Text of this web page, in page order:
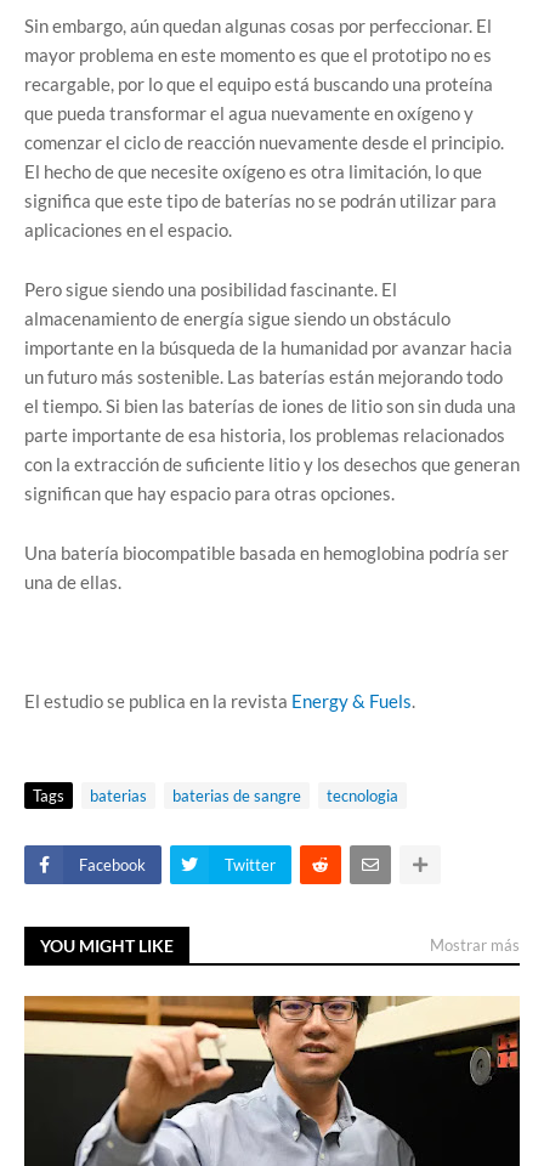
Sin embargo, aún quedan algunas cosas por perfeccionar. El
mayor problema en este momento es que el prototipo no es
recargable, por lo que el equipo está buscando una proteína
que pueda transformar el agua nuevamente en oxígeno y
comenzar el ciclo de reacción nuevamente desde el principio.
El hecho de que necesite oxígeno es otra limitación, lo que
significa que este tipo de baterías no se podrán utilizar para
aplicaciones en el espacio.
Pero sigue siendo una posibilidad fascinante. El
almacenamiento de energía sigue siendo un obstáculo
importante en la búsqueda de la humanidad por avanzar hacia
un futuro más sostenible. Las baterías están mejorando todo
el tiempo. Si bien las baterías de iones de litio son sin duda una
parte importante de esa historia, los problemas relacionados
con la extracción de suficiente litio y los desechos que generan
significan que hay espacio para otras opciones.
Una batería biocompatible basada en hemoglobina podría ser
una de ellas.
El estudio se publica en la revista Energy & Fuels.
Tags baterias baterias de sangre tecnologia
Facebook Twitter
YOU MIGHT LIKE Mostrar más